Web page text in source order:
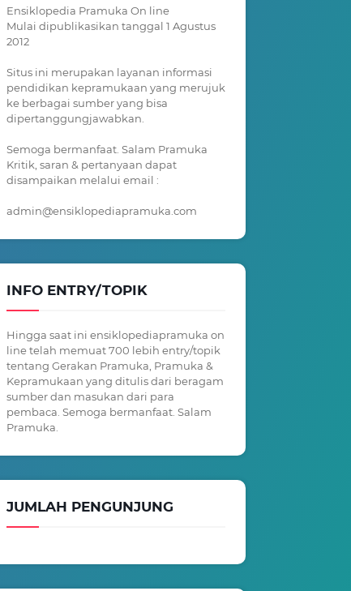
Ensiklopedia Pramuka On line
Mulai dipublikasikan tanggal 1 Agustus
2012
Situs ini merupakan layanan informasi
pendidikan kepramukaan yang merujuk
ke berbagai sumber yang bisa
dipertanggungjawabkan.
Semoga bermanfaat. Salam Pramuka
Kritik, saran & pertanyaan dapat
disampaikan melalui email :
admin@ensiklopediapramuka.com
INFO ENTRY/TOPIK
Hingga saat ini ensiklopediapramuka on
line telah memuat 700 lebih entry/topik
tentang Gerakan Pramuka, Pramuka &
Kepramukaan yang ditulis dari beragam
sumber dan masukan dari para
pembaca. Semoga bermanfaat. Salam
Pramuka.
JUMLAH PENGUNJUNG